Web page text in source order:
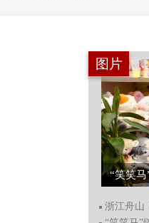
图片
浙江舟山